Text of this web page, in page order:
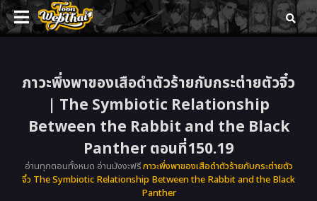
ภาวะพึ่งพาของเสือดำตัวร้ายกับกระต่ายตัวจิ๋ว
| The Symbiotic Relationship
Between the Rabbit and the Black
Panther ตอนที่150.19
อ่านทุกตอนทั้งหมด อ่านมังงะฟรีภาวะพึ่งพาของเสือดำตัวร้ายกับกระต่ายตัว
จิ๋ว The Symbiotic Relationship Between the Rabbit and the Black
Panther